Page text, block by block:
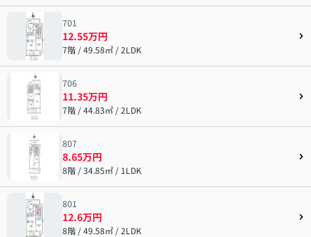
701
12.55万円
7階 / 49.58㎡ / 2LDK
706
11.35万円
7階 / 44.83㎡ / 2LDK
807
8.65万円
8階 / 34.85㎡ / 1LDK
801
12.6万円
8階 / 49.58㎡ / 2LDK